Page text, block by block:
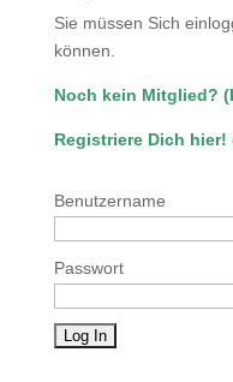
Sie müssen Sich
können.
Noch kein Mitglied? (
Registriere Dich hier!
Benutzername
Passwort